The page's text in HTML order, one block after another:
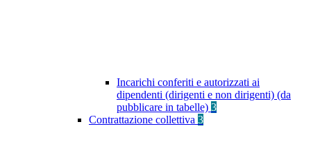
Incarichi conferiti e autorizzati ai
dipendenti (dirigenti e non dirigenti) (da
pubblicare in tabelle) 3
Contrattazione collettiva 3